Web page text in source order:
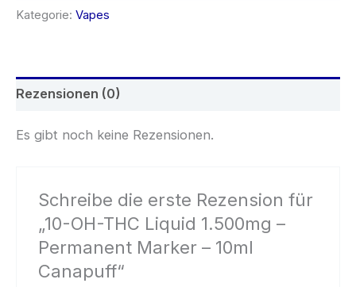
Liquid
1.500mg
-
Menge
Kategorie: Vapes
Rezensionen (0)
Es gibt noch keine Rezensionen.
Schreibe die erste Rezension für
„10-OH-THC Liquid 1.500mg –
Permanent Marker – 10ml
Canapuff“